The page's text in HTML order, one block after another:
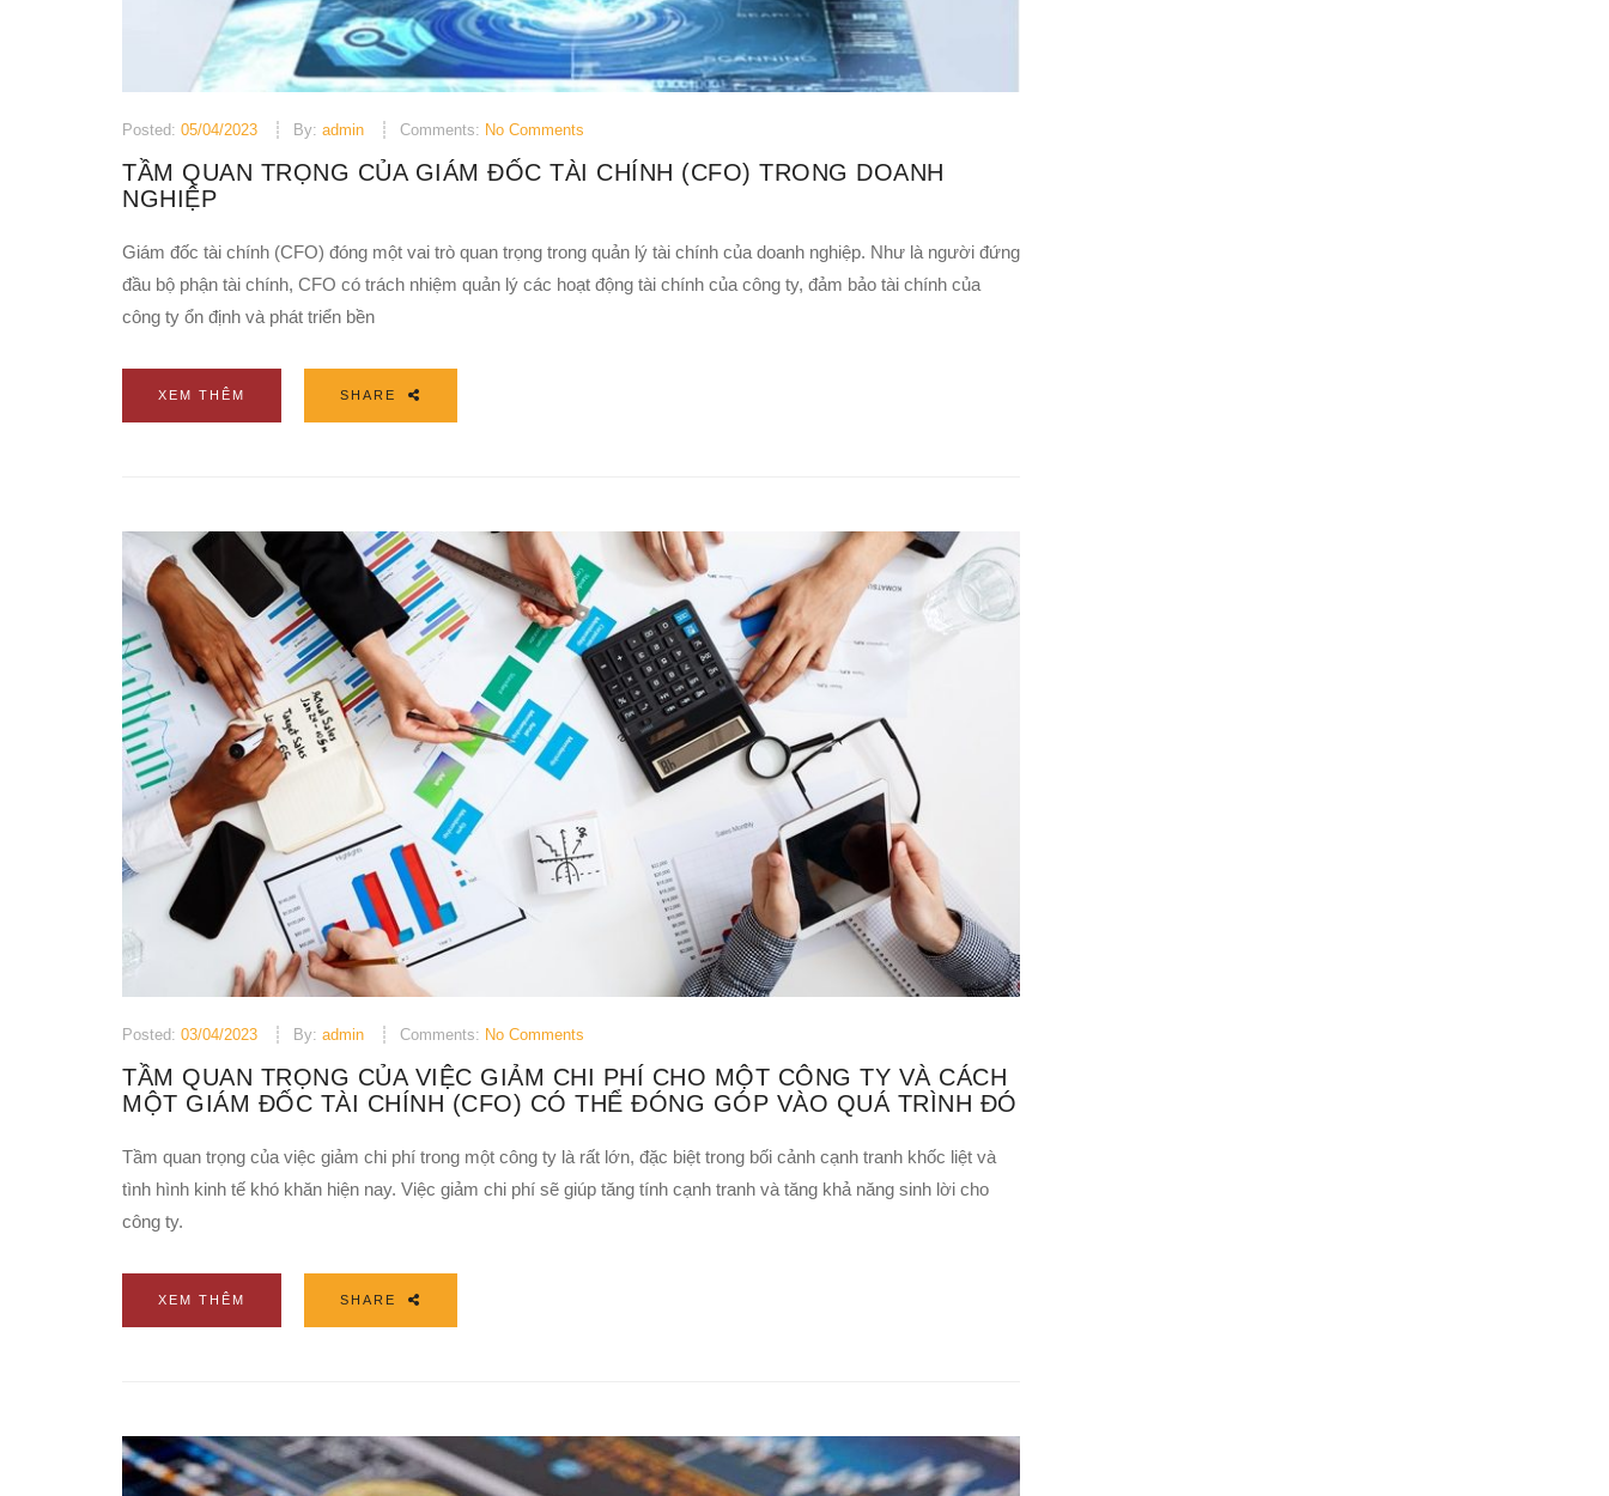
Posted: 05/04/2023 By: admin Comments: No Comments
TẦM QUAN TRỌNG CỦA GIÁM ĐỐC TÀI CHÍNH (CFO) TRONG DOANH
NGHIỆP
Giám đốc tài chính (CFO) đóng một vai trò quan trọng trong quản lý tài chính của doanh nghiệp. Như là người đứng
đầu bộ phận tài chính, CFO có trách nhiệm quản lý các hoạt động tài chính của công ty, đảm bảo tài chính của
công ty ổn định và phát triển bền
XEM THÊM SHARE
Posted: 03/04/2023 By: admin Comments: No Comments
TẦM QUAN TRỌNG CỦA VIỆC GIẢM CHI PHÍ CHO MỘT CÔNG TY VÀ CÁCH
MỘT GIÁM ĐỐC TÀI CHÍNH (CFO) CÓ THỂ ĐÓNG GÓP VÀO QUÁ TRÌNH ĐÓ
Tầm quan trọng của việc giảm chi phí trong một công ty là rất lớn, đặc biệt trong bối cảnh cạnh tranh khốc liệt và
tình hình kinh tế khó khăn hiện nay. Việc giảm chi phí sẽ giúp tăng tính cạnh tranh và tăng khả năng sinh lời cho
công ty.
XEM THÊM SHARE